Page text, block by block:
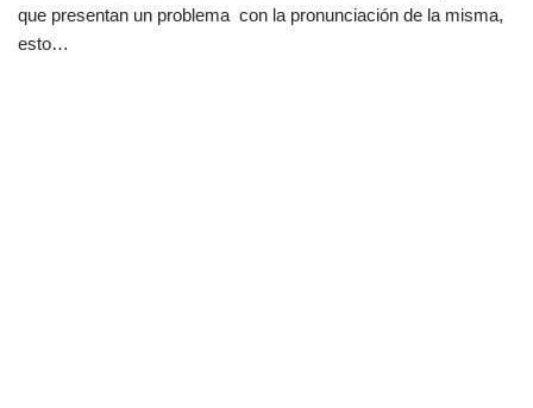
que presentan un problema con la pronunciación de la misma,
esto…